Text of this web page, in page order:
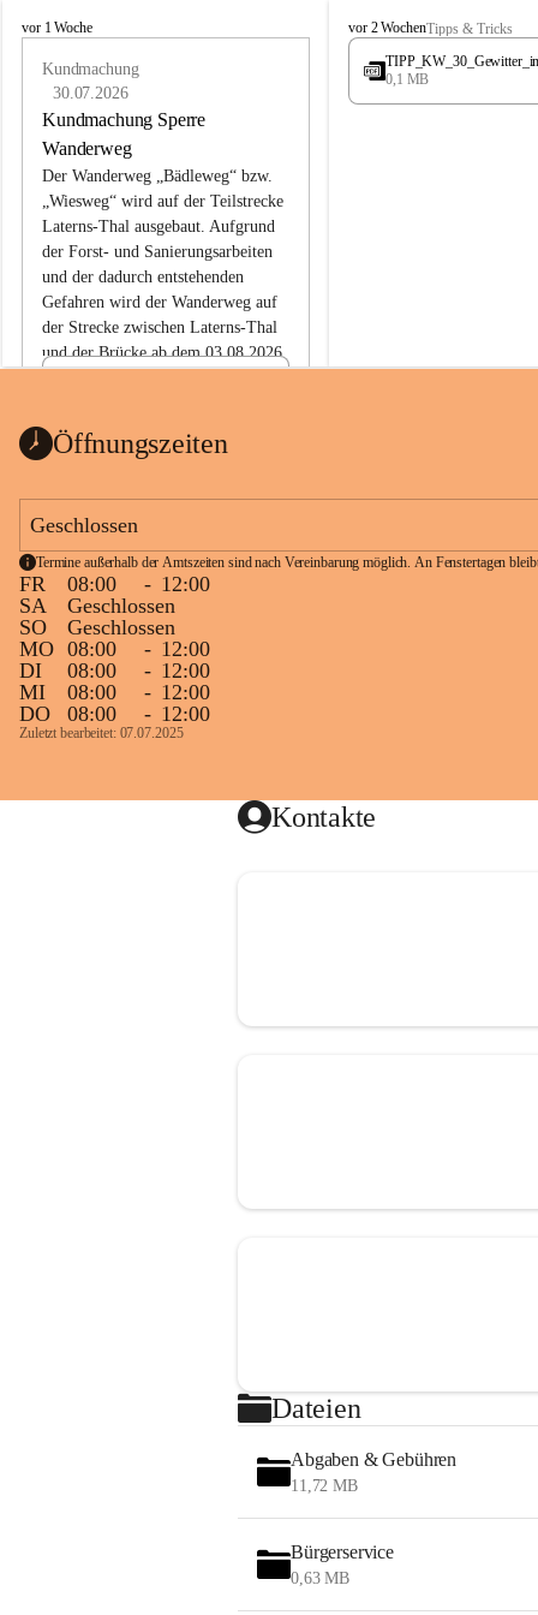
L
vor 1 Woche
Kundmachung
30.07.2026
Kundmachung Sperre
Wanderweg
Der Wanderweg „Bädleweg“ bzw.
„Wiesweg“ wird auf der Teilstrecke
Laterns-Thal ausgebaut. Aufgrund
der Forst- und Sanierungsarbeiten
und der dadurch entstehenden
Gefahren wird der Wanderweg auf
der Strecke zwischen Laterns-Thal
und der Brücke ab dem 03.08.2026
ht
1 Seite•0,1 MB
L
a
e
vor 2 WochenTipps & Tricks
0,1 MB
Öffnungszeiten
Geschlossen
Termine außerhalb der Amtszeiten sind nach Vereinbarung möglich. An Fenstertagen
FR 08:00 - 12:00
SA
Geschlossen
SO
Geschlossen
MO 08:00 - 12:00
DI
08:00 - 12:00
MI
08:00 - 12:00
DO
08:00 - 12:00
Zuletzt bearbeitet: 07.07.2025
Kontakte
Dateien
Abgaben & Gebühren
11,72 MB
Bürgerservice
0,63 MB